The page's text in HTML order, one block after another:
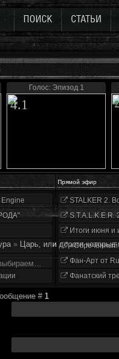
ПОИСК СТАТЬИ
Голос: Эпизод 1
4.1
Прямой эфир
STALKER 2.
Итоги июня и
«Обречённый
Фан-Арт от
Фанатский
» Царь, или дороги
# 1